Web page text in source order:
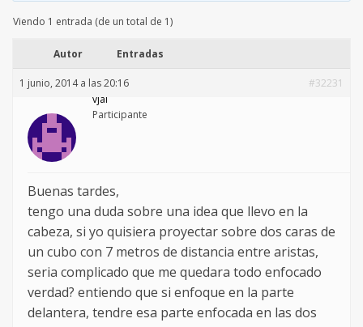
Entrar
Viendo 1 entrada (de un total de 1)
Autor Entradas
1 junio, 2014 a las 20:16
#32231
vjal
Participante
Buenas tardes,
tengo una duda sobre una idea que llevo en la
cabeza, si yo quisiera proyectar sobre dos caras de
un cubo con 7 metros de distancia entre aristas,
seria complicado que me quedara todo enfocado
verdad? entiendo que si enfoque en la parte
delantera, tendre esa parte enfocada en las dos